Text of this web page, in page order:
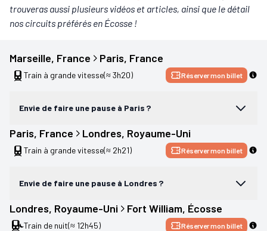
trouveras aussi plusieurs vidéos et articles, ainsi que le détail
nos circuits préférés en Écosse !
Marseille, France Paris, France
Train à grande vitesse(≈ 3h20) Réserver mon billet
Envie de faire une pause à Paris ?
Paris, France Londres, Royaume-Uni
Train à grande vitesse(≈ 2h21) Réserver mon billet
Envie de faire une pause à Londres ?
Londres, Royaume-Uni Fort William, Écosse
Train de nuit(≈ 12h45) Réserver mon billet